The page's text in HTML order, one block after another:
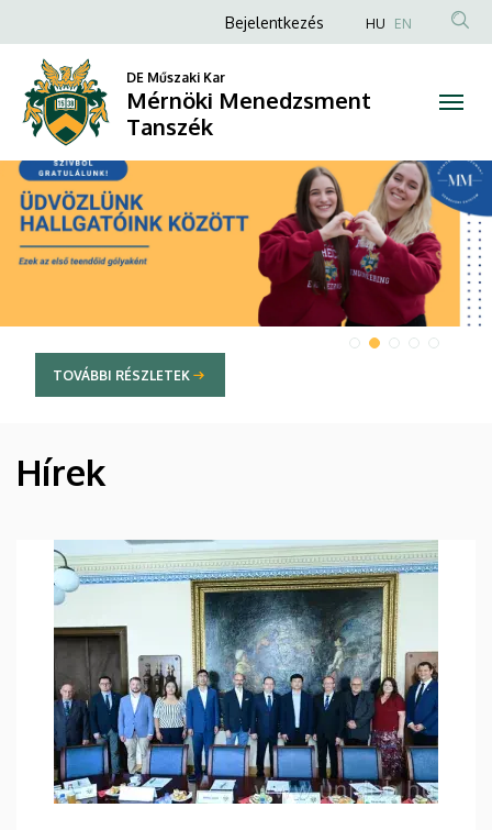
Menedzsment
Tanszék
Anonim
fiók
menüje
Bejelentkezés HU EN
DE Műszaki Kar
Mérnöki Menedzsment
Tanszék
DIAVETÍTÉS
TOVÁBBI RÉSZLETEK
HÍREK
Hírek